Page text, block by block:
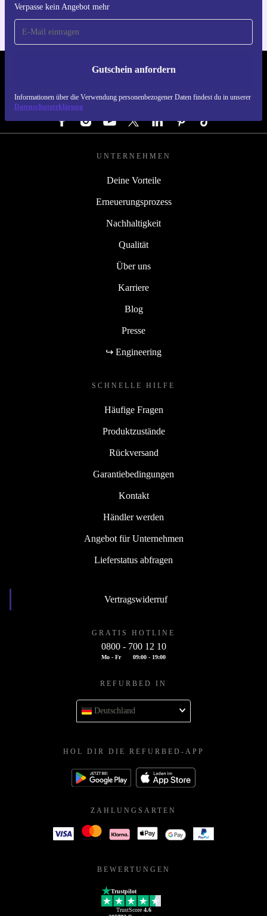
Verpasse kein Angebot mehr
Gutschein anfordern
Informationen über die Verwendung personenbezogener Daten findest du in unserer
Datenschutzerklärung
REFURBED DEUTSCHLAND - RETHINK NEW.
FOLGE UNS
UNTERNEHMEN
Deine Vorteile
Erneuerungsprozess
Nachhaltigkeit
Qualität
Über uns
Karriere
Blog
Presse
↪ Engineering
SCHNELLE HILFE
Häufige Fragen
Produktzustände
Rückversand
Garantiebedingungen
Kontakt
Händler werden
Angebot für Unternehmen
Lieferstatus abfragen
Vertragswiderruf
GRATIS HOTLINE
0800 - 700 12 10
Mo - Fr 09:00 - 19:00
REFURBED IN
Deutschland
HOL DIR DIE REFURBED-APP
ZAHLUNGSARTEN
BEWERTUNGEN
Trustpilot
TrustScore 4.6